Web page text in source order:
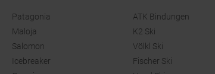
Patagonia
Maloja
Salomon
Icebreaker
ATK Bindungen
K2 Ski
Völkl Ski
Fischer Ski